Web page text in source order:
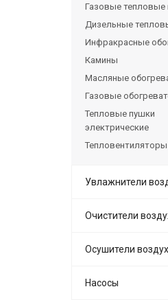
Газовые тепловые
Дизельные
Инфракрасные
Камины
Масляные
Газовые
Тепловые пушки
электрические
Тепловентиляторы
Увлажнители
Очистители
Осушители
Насосы